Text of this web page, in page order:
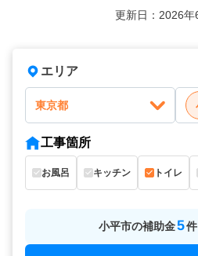
更新日：2026年
エリア
東京都
工事箇所
お風呂 キッチン トイレ
小平市の補助金5